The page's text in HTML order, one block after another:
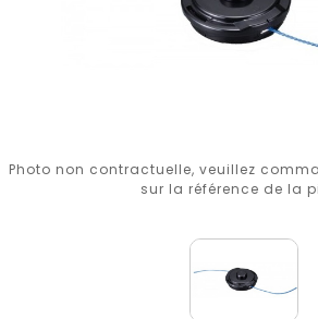
Photo non contractuelle, veuillez
sur la référence de la